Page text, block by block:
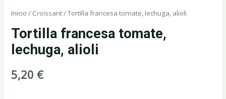
Inicio / Croissant/ Tortilla francesa tomate, lechuga, alioli
Tortilla francesa tomate,
lechuga, alioli
5,20 €